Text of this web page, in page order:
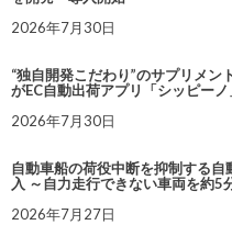
2026年7月30日
“独自開発こだわり”のサプリメン
がEC自動出荷アプリ「シッピー
2026年7月30日
自動車船の荷役中断を抑制する
入 ～自力走行できない車両を約5
2026年7月27日